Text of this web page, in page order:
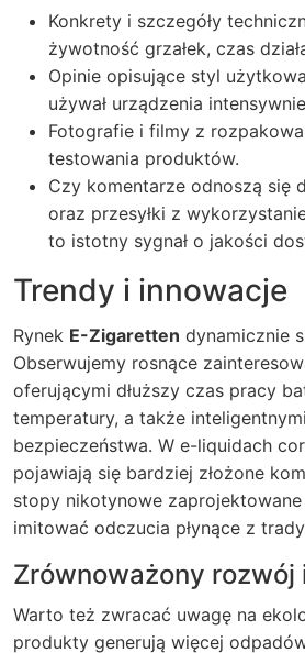
Konkrety i szczegóły
żywotność grzałek, czas
Opinie opisujące styl
używał urządzenia
Fotografie i filmy z
testowania produktów.
Czy komentarze odnoszą się
oraz przesyłki z
to istotny sygnał o jakości
Trendy i innowacje
Rynek E-Zigaretten dynamicznie
Obserwujemy rosnące
oferującymi dłuższy czas pracy
temperatury, a także
bezpieczeństwa. W e-liquidach
pojawiają się bardziej złożone
stopy nikotynowe
imitować odczucia płynące z
Zrównoważony rozwój
Warto też zwracać uwagę na
produkty generują więcej